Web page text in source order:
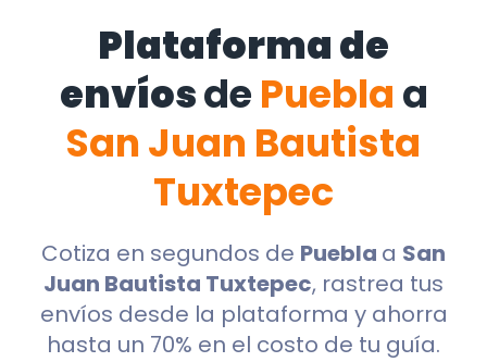
Plataforma de
envíosde Puebla a
San Juan Bautista
Tuxtepec
Cotiza en segundos de Puebla a San
Juan Bautista Tuxtepec, rastrea tus
envíos desde la plataforma y ahorra
hasta un 70% en el costo de tu guía.